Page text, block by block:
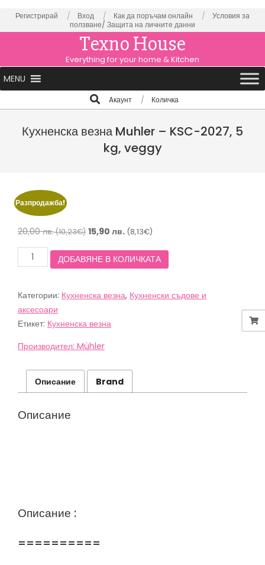
to
Регистрирай Вход Как да поръчам онлайн
Условия за
ползване/ Защита на личните данни
Texno House
Everything for your home & Kitchen
Primary
Navigation
MENU
Search
Aкаунт Количка
Кухненска везна Muhler – KSC-2027, 5
kg, veggy
Разпродажба!
20,00лв.(10,23€) Original
was:
15,90 лв. (8,13€)
е:
количество
за
Muhler
-
KSC-
5
kg,
ДОБАВЯНЕ В КОЛИЧКАТА
Категории: Кухненска везна, Кухненски съдове и
аксесоари
Етикет: Кухненска везна
Производител: Mühler
Описание Brand
Описание
Описание :
==========